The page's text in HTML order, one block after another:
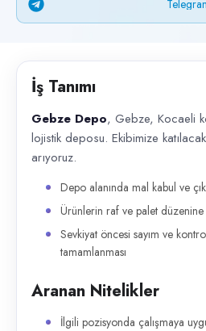
İş Tanımı
Gebze Depo, Gebze, Kocaeli
lojistik deposu. Ekibimize katılacak
arıyoruz.
Depo alanında mal kabul ve
Ürünlerin raf ve palet
Sevkiyat öncesi sayım ve
tamamlanması
Aranan Nitelikler
İlgili pozisyonda çalışmaya